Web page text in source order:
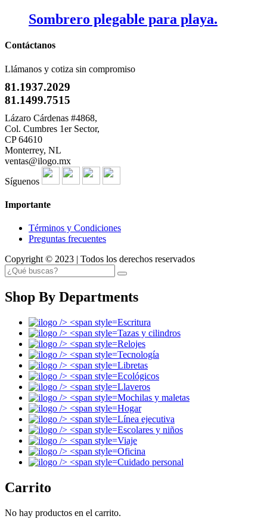
Sombrero plegable para playa.
Contáctanos
Llámanos y cotiza sin compromiso
81.1937.2029
81.1499.7515
Lázaro Cárdenas #4868,
Col. Cumbres 1er Sector,
CP 64610
Monterrey, NL
ventas@ilogo.mx
Síguenos
Importante
Términos y Condiciones
Preguntas frecuentes
Copyright © 2023 | Todos los derechos reservados
Shop By Departments
Escritura
Tazas y cilindros
Relojes
Tecnología
Libretas
Ecológicos
Llaveros
Mochilas y maletas
Hogar
Línea ejecutiva
Escolares y niños
Viaje
Oficina
Cuidado personal
Carrito
No hay productos en el carrito.